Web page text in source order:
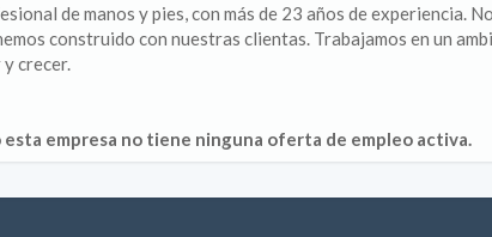
de manos y pies, con más de 23 años de experiencia.
construido con nuestras clientas. Trabajamos en un
crecer.
esta empresa no tiene ninguna oferta de empleo activa.